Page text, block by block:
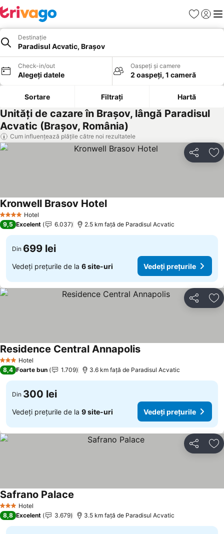
Favorite
Destinație
Paradisul Acvatic, Brașov
Check-in/out
Alegeți datele
Oaspeți și camere
2 oaspeți, 1 cameră
Sortare Filtrați Hartă
Unități de cazare în Brașov, lângă Paradisul
Acvatic (Brașov, România)
Cum influențează plățile către noi rezultatele
Distribuiți
4 Stele Hotel
Kronwell Brasov Hotel
9,5 Excelent 6.037 2.5 km faţă de Paradisul Acvatic
Din 699 lei
Vedeți prețurile de la 6 site-uri Vedeți prețurile
Distribuiți
3 SteleHotel
Residence Central Annapolis
8,4 Foarte bun 1.709 3.6 km faţă de Paradisul Acvatic
Din 300 lei
Vedeți prețurile de la 9 site-uri Vedeți prețurile
Distribuiți
3 SteleHotel
Safrano Palace
8,8 Excelent 3.679 3.5 km faţă de Paradisul Acvatic